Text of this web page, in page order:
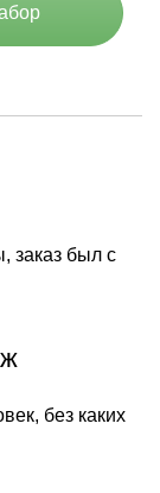
заказ был с
без каких